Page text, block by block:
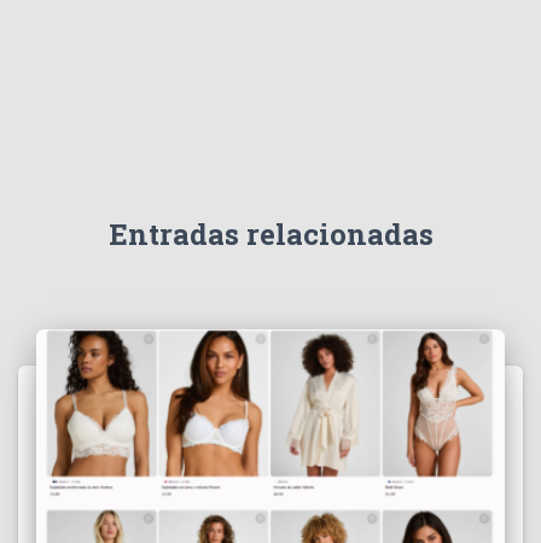
Entradas relacionadas